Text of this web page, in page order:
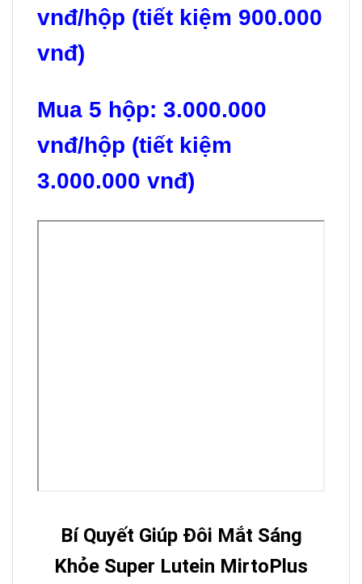
vnđ/hộp (tiết kiệm 900.000
vnđ)
Mua 5 hộp: 3.000.000
vnđ/hộp (tiết kiệm
3.000.000 vnđ)
Bí Quyết Giúp Đôi Mắt Sáng
Khỏe Super Lutein MirtoPlus